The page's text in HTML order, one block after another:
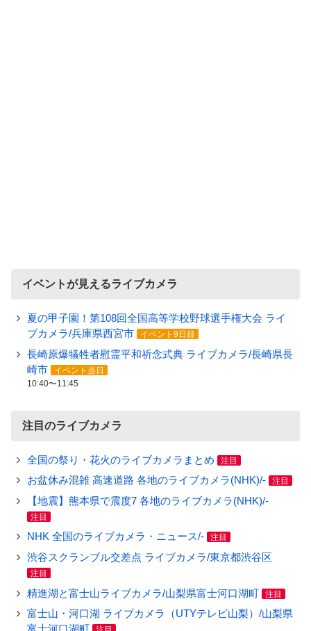
イベントが見えるライブカメラ
夏の甲子園！第108回全国高等学校野球選手権大会 ライ
ブカメラ/兵庫県西宮市
イベント9日目
長崎原爆犠牲者慰霊平和祈念式典 ライブカメラ/長崎県長
崎市
イベント当日
10:40〜11:45
注目のライブカメラ
全国の祭り・花火のライブカメラまとめ 注目
お盆休み混雑 高速道路 各地のライブカメラ(NHK)/- 注目
【地震】熊本県で震度7 各地のライブカメラ(NHK)/-
注目
NHK 全国のライブカメラ・ニュース/- 注目
渋谷スクランブル交差点 ライブカメラ/東京都渋谷区
注目
精進湖と富士山ライブカメラ/山梨県富士河口湖町 注目
富士山・河口湖 ライブカメラ（UTYテレビ山梨）/山梨県
富士河口湖町